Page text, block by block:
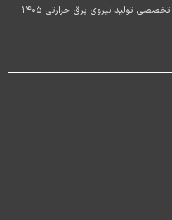
آخرین اخبار استخدام شرکت مادر تخصصی تولید نیروی برق حرارتی 1405